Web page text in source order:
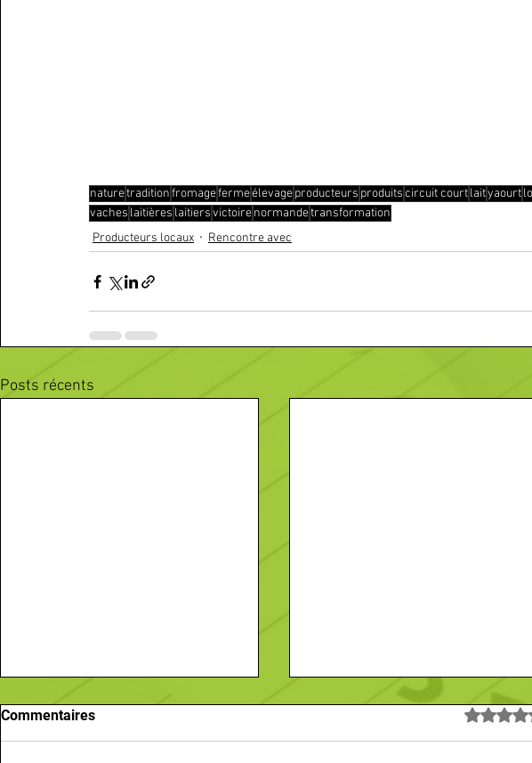
naturetraditionfromagefermeélevageproducteurs produitscircuit courtlaityaourt
vaches laitières laitiersvictoirenormandetransformation
Producteurs locaux
Rencontre avec
Posts récents
Commentaires Noté 0